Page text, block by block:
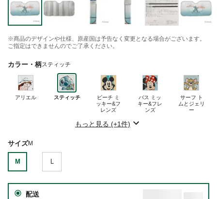
※商品のデザインや仕様、原産国は予告なく変更となる場合がございます。
ご指定はできませんのでご了承ください。
カラー・柄スティッチ
アリエル スティッチ
ビーチ ミ
ッキー&フ
レンズ
バス ミッ
キー&フレ
ンズ
サーフ ト
ムとジェリ
ー
もっと見る (+1件)
サイズM
M
配送